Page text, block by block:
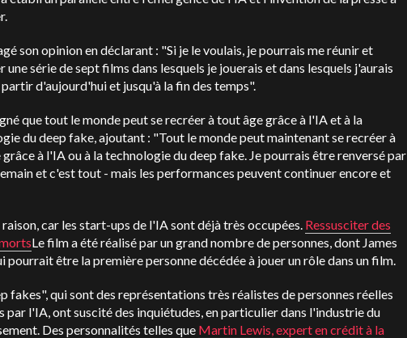
son opinion en déclarant : "Si je le voulais, je pourrais me réunir et
une série de sept films dans lesquels je jouerais et dans lesquels j'aurais
partir d'aujourd'hui et jusqu'à la fin des temps".
que tout le monde peut se recréer à tout âge grâce à l'IA et à la
du deep fake, ajoutant : "Tout le monde peut maintenant se recréer à
à l'IA ou à la technologie du deep fake. Je pourrais être renversé par
et c'est tout - mais les performances peuvent continuer encore et
car les start-ups de l'IA sont déjà très occupées. Ressusciter des
Le film a été réalisé par un grand nombre de personnes, dont James
pourrait être la première personne décédée à jouer un rôle dans un film.
fakes", qui sont des représentations très réalistes de personnes réelles
par l'IA, ont suscité des inquiétudes, en particulier dans l'industrie du
Des personnalités telles que Martin Lewis, expert en crédit à la